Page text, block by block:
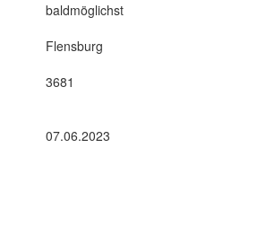
baldmöglichst
Flensburg
3681
07.06.2023